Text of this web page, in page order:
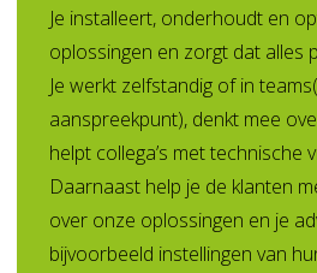
Je installeert, onderhoudt en
oplossingen en zorgt dat alles
Je werkt zelfstandig of in
aanspreekpunt), denkt mee
helpt collega’s met technische
Daarnaast help je de klanten
over onze oplossingen en je
bijvoorbeeld instellingen van